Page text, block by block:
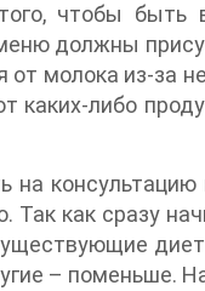
чтобы быть
должны
от молока из-за
каких-либо
на
Так как сразу
– поменьше.